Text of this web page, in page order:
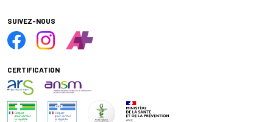
SUIVEZ-NOUS
CERTIFICATION